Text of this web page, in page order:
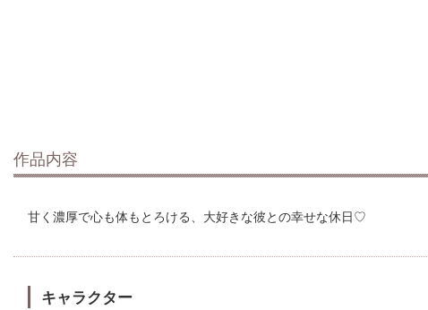
作品内容
甘く濃厚で心も体もとろける、大好きな彼との幸せな休日♡
キャラクター